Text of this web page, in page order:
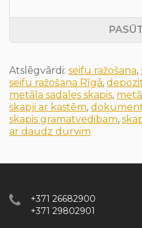
Atslēgvārdi: seifu ražošana,
seifu ražošana Rīgā,
metāla sadales skapis,
skapji ar kastēm,
skapis gramatvedibam,
ar daudz durvim
+371 26682900
+371 29802901